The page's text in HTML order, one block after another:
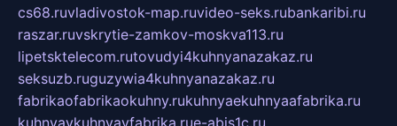
cs68.ruvladivostok-map.ruvideo-seks.rubankaribi.ru
raszar.ruvskrytie-zamkov-moskva113.ru
lipetsktelecom.rutovudyi4kuhnyanazakaz.ru
seksuzb.ruguzywia4kuhnyanazakaz.ru
fabrikaofabrikaokuhny.rukuhnyaekuhnyaafabrika.ru
kuhnyaykuhnyayfabrika.rue-abis1c.ru